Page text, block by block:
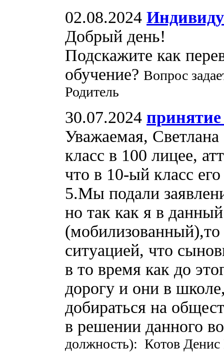
02.08.2024
Добрый день!
Подскажите как
обучение? Вопрос
Родитель
30.07.2024 принятие
Уважаемая,
класс в 100 лицее,
что в 10-ый класс
5.Мы подали
но так как я в
(мобилизованный),то
ситуацией, что
в то время как до
дорогу и они в
добираться на
в решении данного
должность): Котов